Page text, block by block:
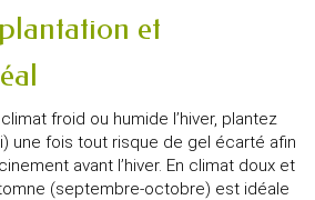
et
climat froid ou humide l’hiver, plantez
une fois tout risque de gel écarté afin
avant l’hiver. En climat doux et
(septembre-octobre) est idéale